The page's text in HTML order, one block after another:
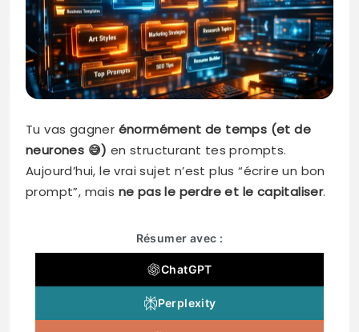
Tu vas gagner énormément de temps (et de
neurones 😅) en structurant tes prompts.
Aujourd’hui, le vrai sujet n’est plus “écrire un bon
prompt”, mais ne pas le perdre et le capitaliser.
Résumer avec :
ChatGPT
Perplexity